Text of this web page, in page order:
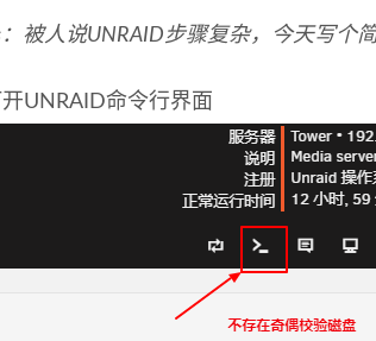
被人说UNRAID步骤复杂，今天写个
UNRAID命令行界面